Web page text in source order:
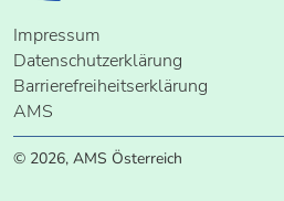
Impressum
Datenschutzerklärung
Barrierefreiheitserklärung
AMS
© 2026, AMS Österreich